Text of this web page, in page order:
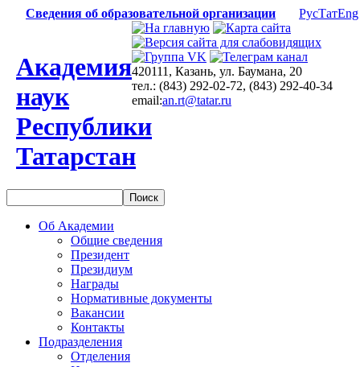
Сведения об образовательной организации РусТатEng
Академия
наук
Республики
Татарстан
420111, Казань, ул. Баумана, 20
тел.: (843) 292-02-72, (843) 292-40-34
email:an.rt@tatar.ru
Об Академии
Общие сведения
Президент
Президиум
Награды
Нормативные документы
Вакансии
Контакты
Подразделения
Отделения